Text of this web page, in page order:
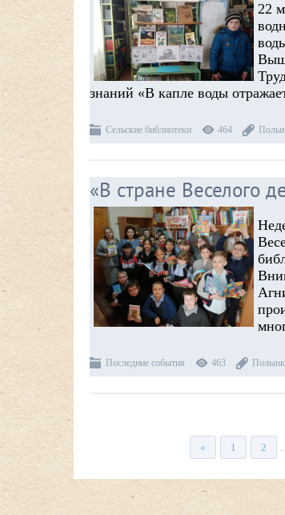
22
знаний «В капле воды
Сельские библиотеки 464
«В стране Веселого
Последние события 463
« 1 2